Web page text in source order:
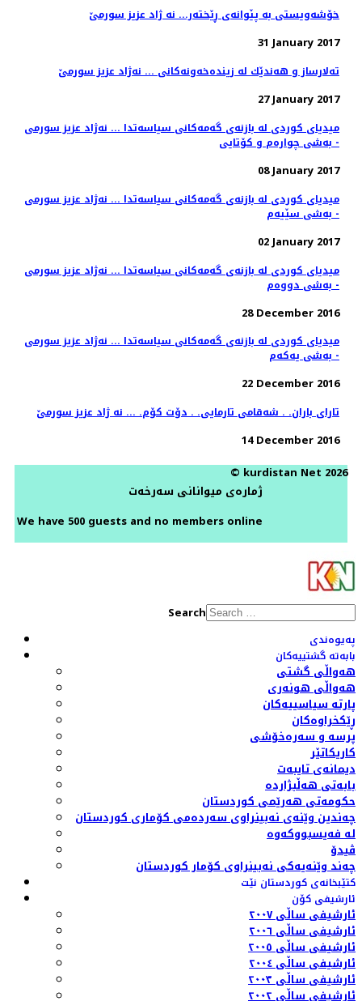
خۆشه‌ویستی به‌ پێوانه‌ی ڕێخته‌ر... نه ژاد عزیز سورمێ
31 January 2017
ته‌لارساز و هه‌ندێك له‌ زینده‌خه‌ونه‌كانی ... نەژاد عزیز سورمێ
27 January 2017
میدیای كوردی له‌ بازنه‌ی گه‌مه‌كانی سیاسه‌تدا ... نه‌ژاد عزیز سورمی
- به‌شی چواره‌م و كۆتایی
08 January 2017
میدیای كوردی له‌ بازنه‌ی گه‌مه‌كانی سیاسه‌تدا ... نه‌ژاد عزیز سورمی
- به‌شی سێیه‌م
02 January 2017
میدیای كوردی له‌ بازنه‌ی گه‌مه‌كانی سیاسه‌تدا ... نه‌ژاد عزیز سورمی
- به‌شی دووه‌م
28 December 2016
میدیای كوردی له‌ بازنه‌ی گه‌مه‌كانی سیاسه‌تدا ... نه‌ژاد عزیز سورمی
- به‌شی یه‌كه‌م
22 December 2016
تارای باران. . شه‌قامی تارمایی. . دۆت كۆم. ... نه ژاد عزیز سورمێ
14 December 2016
© kurdistan Net 2026
ژمارەی میوانانی سەرخەت
We have 500 guests and no members online
Search
پەیوەندی
بابەتە گشتییەکان
هەواڵی گشتی
هەواڵی هونەری
پارتە سیاسییەکان
ڕێکخراوەکان
پرسە و سەرەخۆشی
کاریکاتێر
دیمانەی تایبەت
بابەتی هەڵبژاردە
حکومەتی هەرێمی کوردستان
چەندین وێنەی نەبینراوی سەردەمی کۆماری کوردستان
لە فەیسبووکەوە
ڤیدۆ
چەند وێنەیەکی نەبینراوی کۆمار کوردستان
کتێبخانەی کوردستان نێت
ئارشیفی کۆن
ئارشیفی ساڵی ٢٠٠٧
ئارشیفی ساڵی ٢٠٠٦
ئارشیفی ساڵی ٢٠٠٥
ئارشیفی ساڵی ٢٠٠٤
ئارشیفی ساڵی ٢٠٠٣
ئارشیفی ساڵی ٢٠٠٢